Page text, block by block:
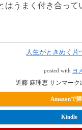
はうまく付き合って
人生がときめく片
posted with ヨ
近藤 麻理恵 サンマーク
Amazonで
Kindle